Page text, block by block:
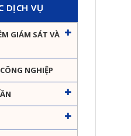
DỊCH VỤ
GIÁM SÁT VÀ
NGHIỆP